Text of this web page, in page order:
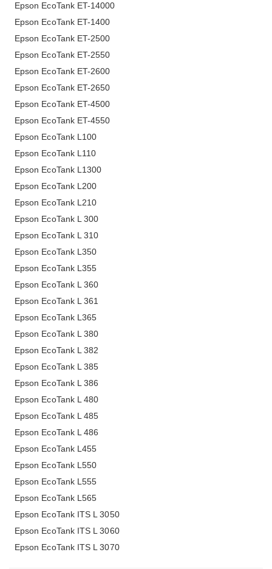
Epson EcoTank ET-14000
Epson EcoTank ET-1400
Epson EcoTank ET-2500
Epson EcoTank ET-2550
Epson EcoTank ET-2600
Epson EcoTank ET-2650
Epson EcoTank ET-4500
Epson EcoTank ET-4550
Epson EcoTank L100
Epson EcoTank L110
Epson EcoTank L1300
Epson EcoTank L200
Epson EcoTank L210
Epson EcoTank L 300
Epson EcoTank L 310
Epson EcoTank L350
Epson EcoTank L355
Epson EcoTank L 360
Epson EcoTank L 361
Epson EcoTank L365
Epson EcoTank L 380
Epson EcoTank L 382
Epson EcoTank L 385
Epson EcoTank L 386
Epson EcoTank L 480
Epson EcoTank L 485
Epson EcoTank L 486
Epson EcoTank L455
Epson EcoTank L550
Epson EcoTank L555
Epson EcoTank L565
Epson EcoTank ITS L 3050
Epson EcoTank ITS L 3060
Epson EcoTank ITS L 3070